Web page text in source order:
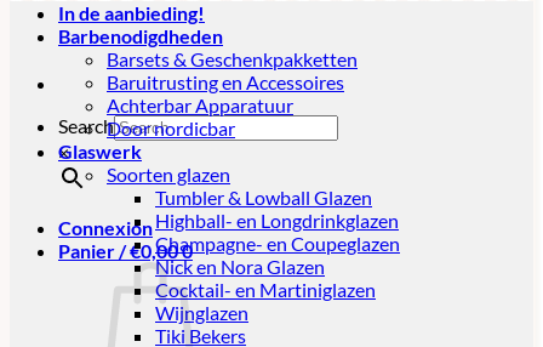
Search
×
Connexion
Panier /€0,000
In de aanbieding!
Barbenodigdheden
Barsets & Geschenkpakketten
Baruitrusting en Accessoires
Achterbar Apparatuur
Door nordicbar
Glaswerk
Soorten glazen
Tumbler & Lowball Glazen
Highball- en Longdrinkglazen
Champagne- en Coupeglazen
Nick en Nora Glazen
Cocktail- en Martiniglazen
Wijnglazen
Tiki Bekers